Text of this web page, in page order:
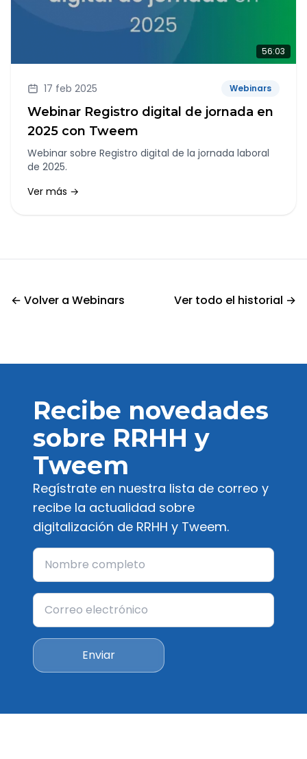
56:03
17 feb 2025 Webinars
Webinar Registro digital de jornada en
2025 con Tweem
Webinar sobre Registro digital de la jornada laboral
de 2025.
Ver más →
← Volver a Webinars Ver todo el historial →
Recibe novedades
sobre RRHH y
Tweem
Regístrate en nuestra lista de correo y
recibe la actualidad sobre
digitalización de RRHH y Tweem.
Enviar